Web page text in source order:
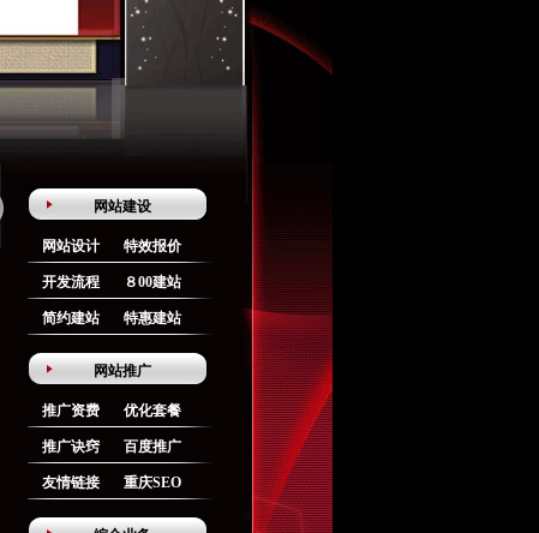
网站建设
网站设计 特效报价
开发流程 ８00建站
简约建站 特惠建站
网站推广
推广资费 优化套餐
推广诀窍 百度推广
友情链接 重庆SEO